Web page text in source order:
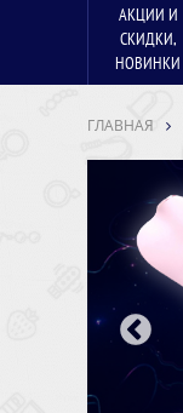
АКЦИИ И
СКИДКИ,
НОВИНКИ
ГЛАВНАЯ